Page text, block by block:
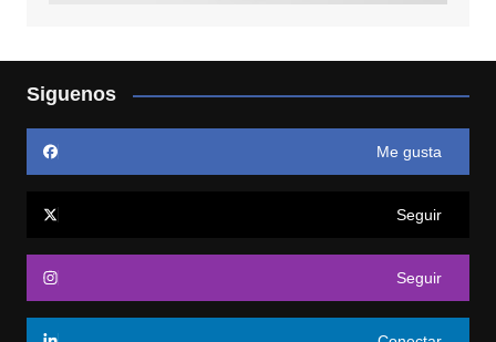
Siguenos
Me gusta
Seguir
Seguir